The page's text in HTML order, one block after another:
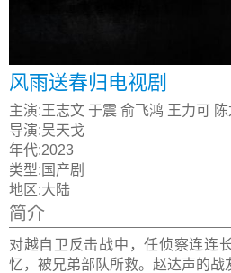
风雨送春归电视剧
主演:王志文 于震 俞飞鸿 王力可
导演:吴天戈
年代:2023
类型: 国产剧
地区:大陆
简介
对越自卫反击战中，任侦察连连
忆，被兄弟部队所救。赵达声的战